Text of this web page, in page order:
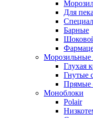
Для
Барные
Морозильные
Глухая
Гнутые
Прямые
Моноблоки
Polair